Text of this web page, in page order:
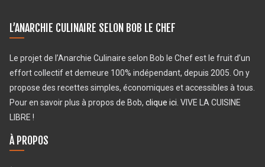
L’ANARCHIE CULINAIRE SELON BOB LE CHEF
Le projet de l’Anarchie Culinaire selon Bob le Chef est le fruit d’un
effort collectif et demeure 100% indépendant, depuis 2005. On y
propose des recettes simples, économiques et accessibles à tous.
Pour en savoir plus à propos de Bob, clique ici. VIVE LA CUISINE
LIBRE !
À PROPOS